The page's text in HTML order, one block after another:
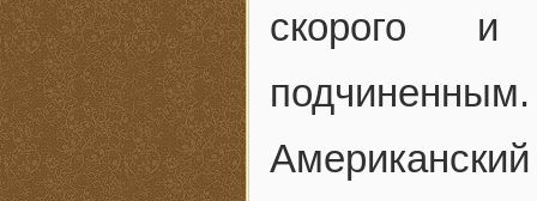
скорого и
подчиненным.